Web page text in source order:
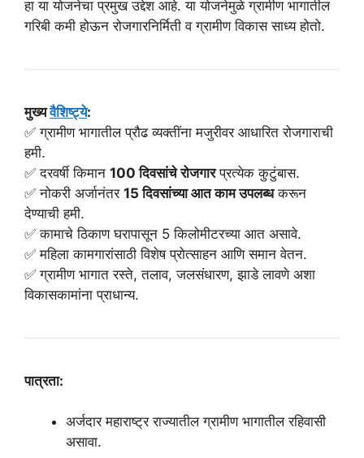
हा या योजनेचा प्रमुख उद्देश आहे. या योजनेमुळे ग्रामीण भागातील
गरिबी कमी होऊन रोजगारनिर्मिती व ग्रामीण विकास साध्य होतो.
मुख्यवैशिष्ट्ये:
✅ ग्रामीण भागातील प्रौढ व्यक्तींना मजुरीवर आधारित रोजगाराची
हमी.
✅ दरवर्षी किमान 100 दिवसांचे रोजगारप्रत्येक कुटुंबास.
✅ नोकरी अर्जानंतर 15 दिवसांच्या आत काम उपलब्धकरून
देण्याची हमी.
✅ कामाचे ठिकाण घरापासून 5 किलोमीटरच्या आत असावे.
✅ महिला कामगारांसाठी विशेष प्रोत्साहन आणि समान वेतन.
✅ ग्रामीण भागात रस्ते, तलाव, जलसंधारण, झाडे लावणे अशा
विकासकामांना प्राधान्य.
पात्रता:
अर्जदार महाराष्ट्र राज्यातील ग्रामीण भागातील रहिवासी
असावा.